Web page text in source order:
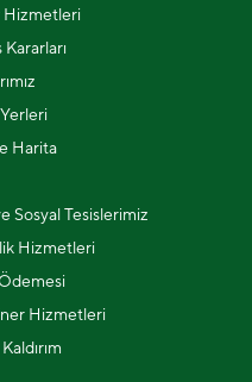
Hizmetleri
Harita
Sosyal Tesislerimiz
Hizmetleri
Hizmetleri